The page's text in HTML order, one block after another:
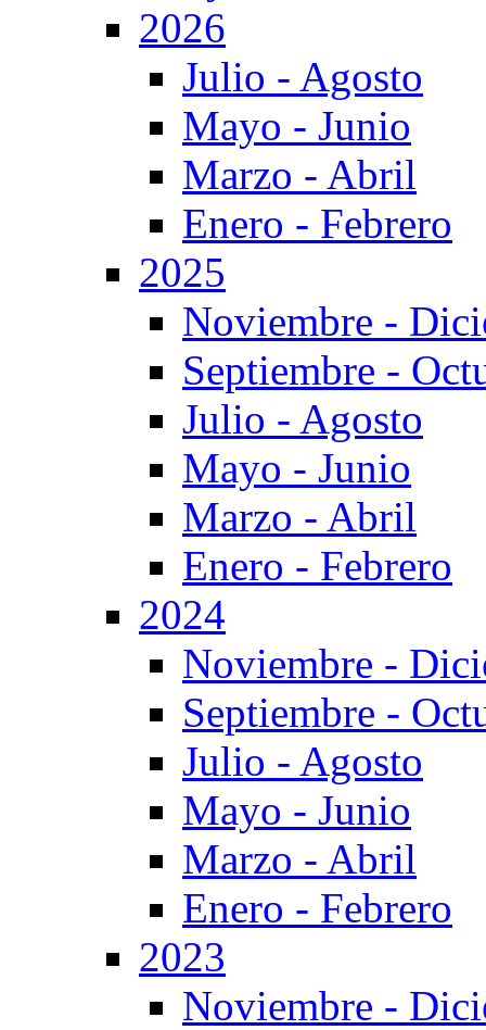
2026
Julio - Agosto
Mayo - Junio
Marzo - Abril
Enero - Febrero
2025
Noviembre -
Septiembre -
Julio - Agosto
Mayo - Junio
Marzo - Abril
Enero - Febrero
2024
Noviembre -
Septiembre -
Julio - Agosto
Mayo - Junio
Marzo - Abril
Enero - Febrero
2023
Noviembre -